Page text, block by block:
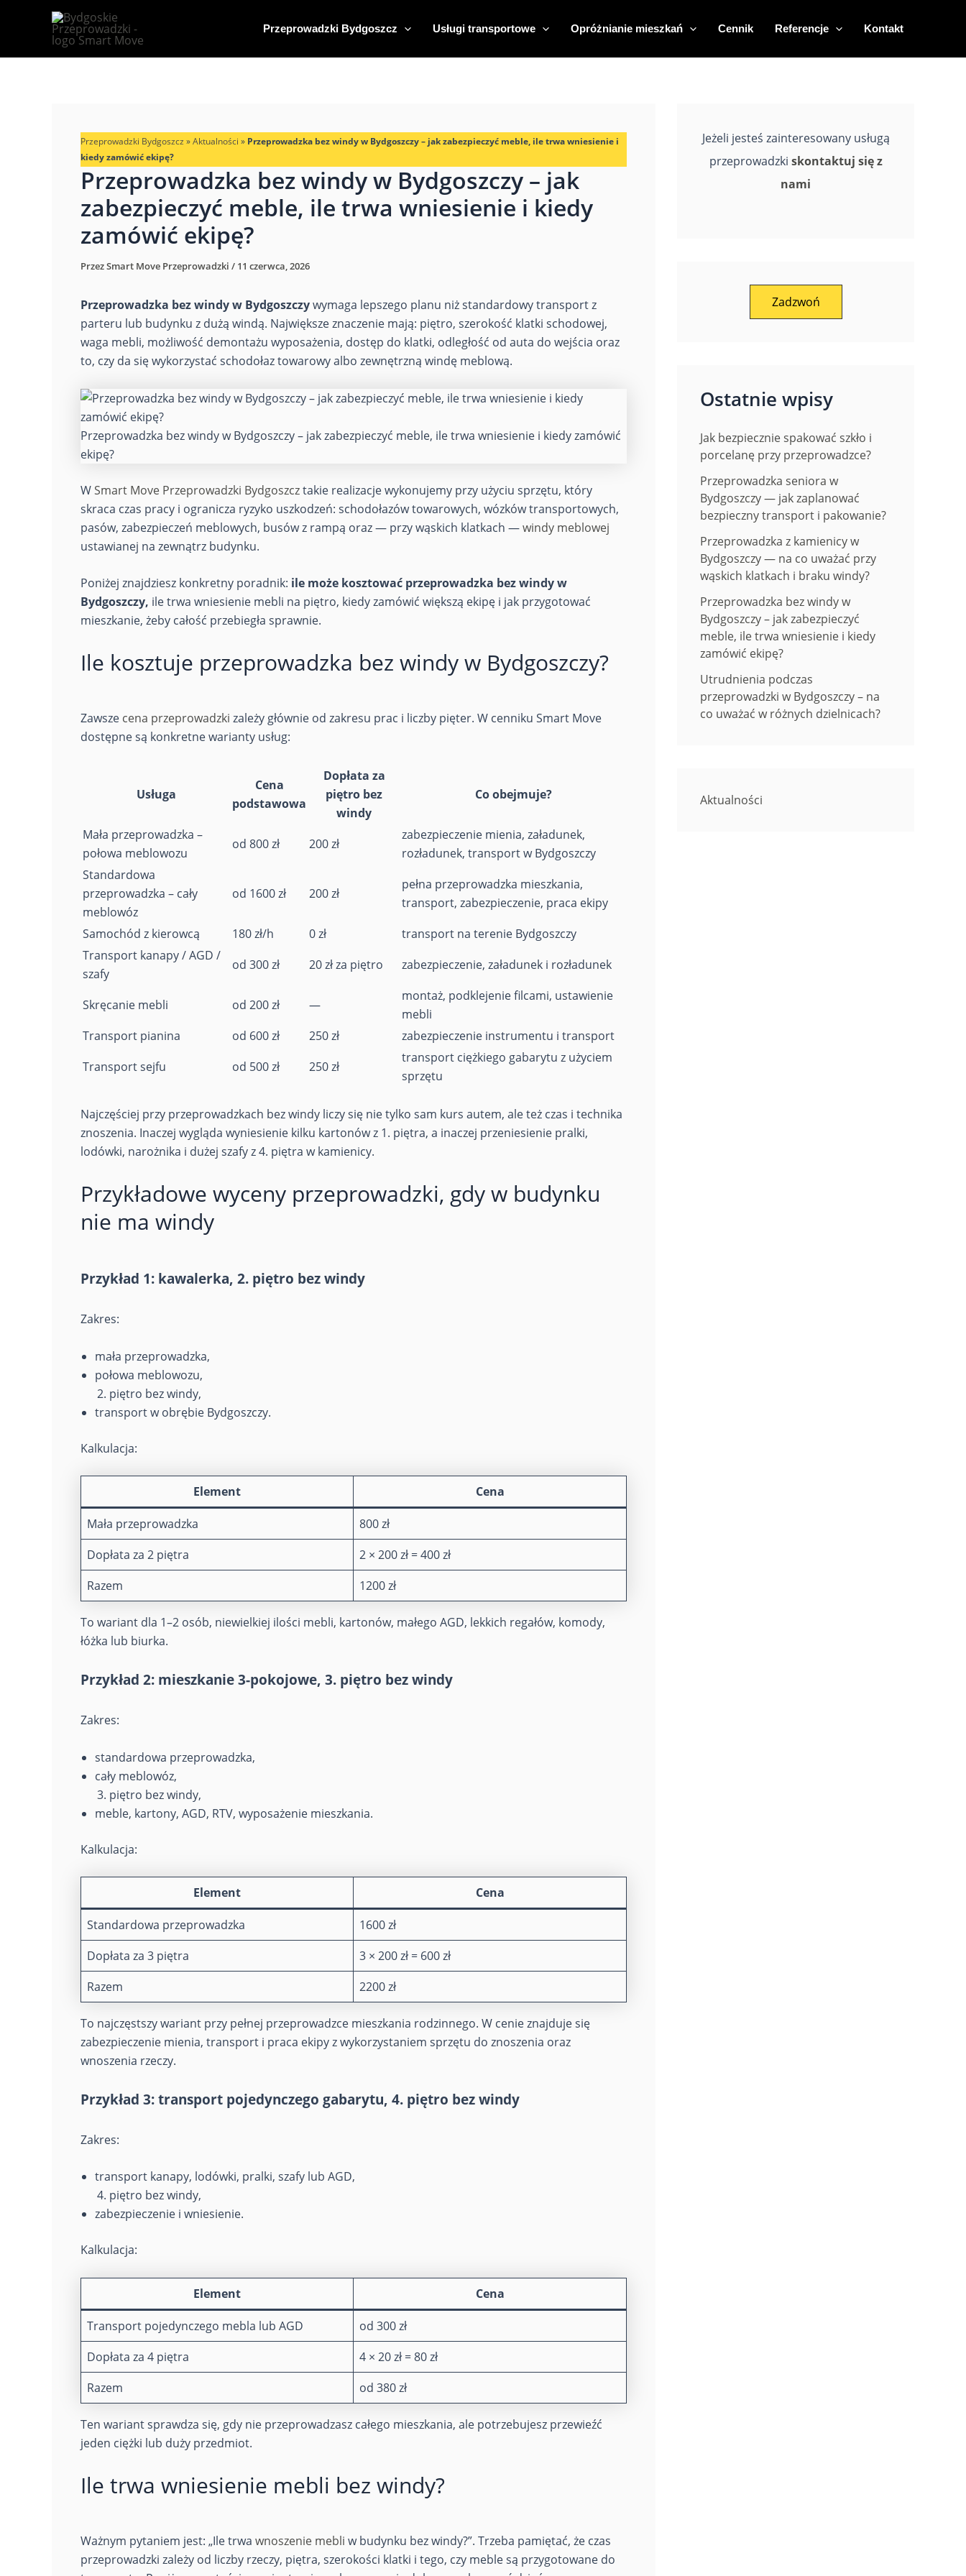
Przeprowadzki Bydgoszcz Usługi transportowe Opróżnianie mieszkań Cennik Referencje Kontakt
Przeprowadzki Bydgoszcz »Aktualności » Przeprowadzka bez windy w Bydgoszczy – jak zabezpieczyć meble, ile trwa wniesienie i
kiedy zamówić ekipę?
Przeprowadzka bez windy w Bydgoszczy – jak
zabezpieczyć meble, ile trwa wniesienie i kiedy
zamówić ekipę?
PrzezSmart Move Przeprowadzki / 11 czerwca, 2026
Przeprowadzka bez windy w Bydgoszczywymaga lepszego planu niż standardowy transport z
parteru lub budynku z dużą windą. Największe znaczenie mają: piętro, szerokość klatki schodowej,
waga mebli, możliwość demontażu wyposażenia, dostęp do klatki, odległość od auta do wejścia oraz
to, czy da się wykorzystać schodołaz towarowy albo zewnętrzną windę meblową.
Przeprowadzka bez windy w Bydgoszczy – jak zabezpieczyć meble, ile trwa wniesienie i kiedy zamówić
ekipę?
WSmart Move Przeprowadzki Bydgoszcztakie realizacje wykonujemy przy użyciu sprzętu, który
skraca czas pracy i ogranicza ryzyko uszkodzeń: schodołazów towarowych, wózków transportowych,
pasów, zabezpieczeń meblowych, busów z rampą oraz — przy wąskich klatkach —windy meblowej
ustawianej na zewnątrz budynku.
Poniżej znajdziesz konkretny poradnik: ile może kosztować przeprowadzka bez windy w
Bydgoszczy, ile trwa wniesienie mebli na piętro, kiedy zamówić większą ekipę i jak przygotować
mieszkanie, żeby całość przebiegła sprawnie.
Ile kosztuje przeprowadzka bez windy w Bydgoszczy?
Zawsze cena przeprowadzki zależy głównie od zakresu prac i liczby pięter. W cenniku Smart Move
dostępne są konkretne warianty usług:
Usługa
Cena
podstawowa
Dopłata za
piętro bez
windy
Co obejmuje?
Mała przeprowadzka –
połowa meblowozu
od 800 zł 200 zł
zabezpieczenie mienia, załadunek,
rozładunek, transport w Bydgoszczy
Standardowa
przeprowadzka – cały
meblowóz
od 1600 zł 200 zł
pełna przeprowadzka mieszkania,
transport, zabezpieczenie, praca ekipy
Samochód z kierowcą
180 zł/h 0 zł
transport na terenie Bydgoszczy
Transport kanapy / AGD /
szafy
od 300 zł 20 zł za piętro zabezpieczenie, załadunek i rozładunek
Skręcanie mebli od 200 zł —
montaż, podklejenie filcami, ustawienie
mebli
Transport pianina
od 600 zł 250 zł
zabezpieczenie instrumentu i transport
Transport sejfu
od 500 zł 250 zł
transport ciężkiego gabarytu z użyciem
sprzętu
Najczęściej przy przeprowadzkach bez windy liczy się nie tylko sam kurs autem, ale też czas i technika
znoszenia. Inaczej wygląda wyniesienie kilku kartonów z 1. piętra, a inaczej przeniesienie pralki,
lodówki, narożnika i dużej szafy z 4. piętra w kamienicy.
Przykładowe wyceny przeprowadzki, gdy w budynku
nie ma windy
Przykład 1: kawalerka, 2. piętro bez windy
Zakres:
mała przeprowadzka,
połowa meblowozu,
piętro bez windy,
transport w obrębie Bydgoszczy.
Kalkulacja:
Element Cena
Mała przeprowadzka
800 zł
Dopłata za 2 piętra
2 × 200 zł = 400 zł
Razem
1200 zł
To wariant dla 1–2 osób, niewielkiej ilości mebli, kartonów, małego AGD, lekkich regałów, komody,
łóżka lub biurka.
Przykład 2: mieszkanie 3-pokojowe, 3. piętro bez windy
Zakres:
standardowa przeprowadzka,
cały meblowóz,
piętro bez windy,
meble, kartony, AGD, RTV, wyposażenie mieszkania.
Kalkulacja:
Element Cena
Standardowa przeprowadzka
1600 zł
Dopłata za 3 piętra
3 × 200 zł = 600 zł
Razem
2200 zł
To najczęstszy wariant przy pełnej przeprowadzce mieszkania rodzinnego. W cenie znajduje się
zabezpieczenie mienia, transport i praca ekipy z wykorzystaniem sprzętu do znoszenia oraz
wnoszenia rzeczy.
Przykład 3: transport pojedynczego gabarytu, 4. piętro bez windy
Zakres:
transport kanapy, lodówki, pralki, szafy lub AGD,
piętro bez windy,
zabezpieczenie i wniesienie.
Kalkulacja:
Element Cena
Transport pojedynczego mebla lub AGD
od 300 zł
Dopłata za 4 piętra
4 × 20 zł = 80 zł
Razem
od 380 zł
Ten wariant sprawdza się, gdy nie przeprowadzasz całego mieszkania, ale potrzebujesz przewieźć
jeden ciężki lub duży przedmiot.
Ile trwa wniesienie mebli bez windy?
Ważnym pytaniem jest: „Ile trwa wnoszenie mebli w budynku bez windy?”. Trzeba pamiętać, że czas
przeprowadzki zależy od liczby rzeczy, piętra, szerokości klatki i tego, czy meble są przygotowane do
Jeżeli jesteś zainteresowany usługą
przeprowadzki skontaktuj się z
nami
Zadzwoń
Ostatnie wpisy
Jak bezpiecznie spakować szkło i
porcelanę przy przeprowadzce?
Przeprowadzka seniora w
Bydgoszczy — jak zaplanować
bezpieczny transport i pakowanie?
Przeprowadzka z kamienicy w
Bydgoszczy — na co uważać przy
wąskich klatkach i braku windy?
Przeprowadzka bez windy w
Bydgoszczy – jak zabezpieczyć
meble, ile trwa wniesienie i kiedy
zamówić ekipę?
Utrudnienia podczas
przeprowadzki w Bydgoszczy – na
co uważać w różnych dzielnicach?
Aktualności